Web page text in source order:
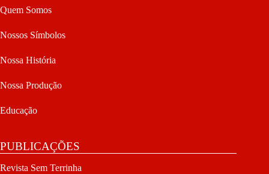
Quem Somos
Nossos Símbolos
Nossa História
Nossa Produção
Educação
PUBLICAÇÕES
Revista Sem Terrinha